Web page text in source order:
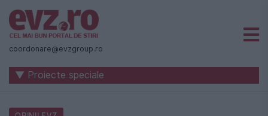
Știri
naționale
internaționale
coordonare@evzgroup.ro
▼ Proiecte speciale